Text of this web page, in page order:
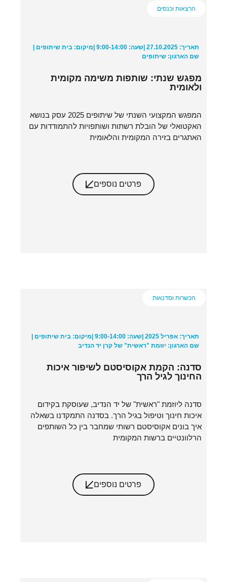
הרצאות וכנסים
תאריך: 27.10.2025 | שעה: 9:00-14:00 |
מיקום: בית שיתופים |
שם הארגון: שיתופים
מפגש שנתי: שותפות משימה מקומית
ולאומית
המפגש המקצועי השנתי של שיתופים 2025 עסק בנושא
האקטואלי של הובלת רשתות ושותפויות להתמודדות עם
האתגרים בזירה המקומית והלאומית
פרטים נוספים
הכשרות וסדנאות
תאריך: אפריל 2025 | שעה: 9:00-14:00 |
מיקום: בית שיתופים |
שם הארגון: יוזמת "ראשית" של קרן יד הנדיב
סדנה: הקמת אקוסיסטם לשיפור איכות
החינוך לגיל הרך
סדנה ליוזמת "ראשית" של יד הנדיב, שעוסקת בקידום
איכות חינוך וטיפול בגיל הרך. בסדנה התמקדנו בשאלה
איך בונים אקוסיסטם רשותי שמחבר בין כל השותפים
הרלוונטיים ברשות המקומית
פרטים נוספים